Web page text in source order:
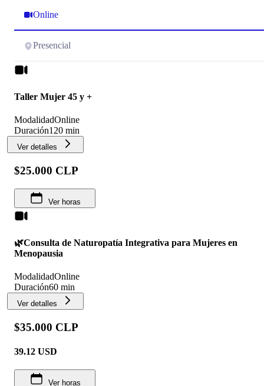
Online
Presencial
Taller Mujer 45 y +
ModalidadOnline
Duración120 min
Ver detalles
$25.000 CLP
Ver horas
🌿Consulta de Naturopatía Integrativa para Mujeres en
Menopausia
ModalidadOnline
Duración60 min
Ver detalles
$35.000 CLP
39.12 USD
Ver horas